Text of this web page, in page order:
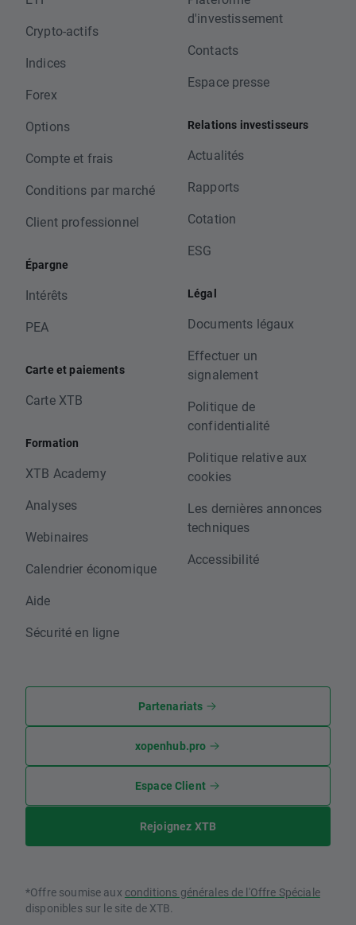
Crypto-actifs
Indices
Forex
Options
Compte et frais
Conditions par marché
Client professionnel
Épargne
Intérêts
PEA
Carte et paiements
Carte XTB
Formation
XTB Academy
Analyses
Webinaires
Calendrier économique
Aide
Sécurité en ligne
d'investissement
Contacts
Espace presse
Relations investisseurs
Actualités
Rapports
Cotation
ESG
Légal
Documents légaux
Effectuer un
signalement
Politique de
confidentialité
Politique relative aux
cookies
Les dernières annonces
techniques
Accessibilité
Partenariats
xopenhub.pro
Espace Client
Rejoignez XTB
*Offre soumise aux conditions générales de l'Offre Spéciale
disponibles sur le site de XTB.